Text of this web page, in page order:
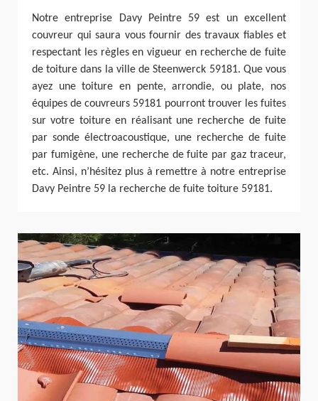
Notre entreprise Davy Peintre 59 est un excellent
couvreur qui saura vous fournir des travaux fiables et
respectant les règles en vigueur en recherche de fuite
de toiture dans la ville de Steenwerck 59181. Que vous
ayez une toiture en pente, arrondie, ou plate, nos
équipes de couvreurs 59181 pourront trouver les fuites
sur votre toiture en réalisant une recherche de fuite
par sonde électroacoustique, une recherche de fuite
par fumigène, une recherche de fuite par gaz traceur,
etc. Ainsi, n’hésitez plus à remettre à notre entreprise
Davy Peintre 59 la recherche de fuite toiture 59181.